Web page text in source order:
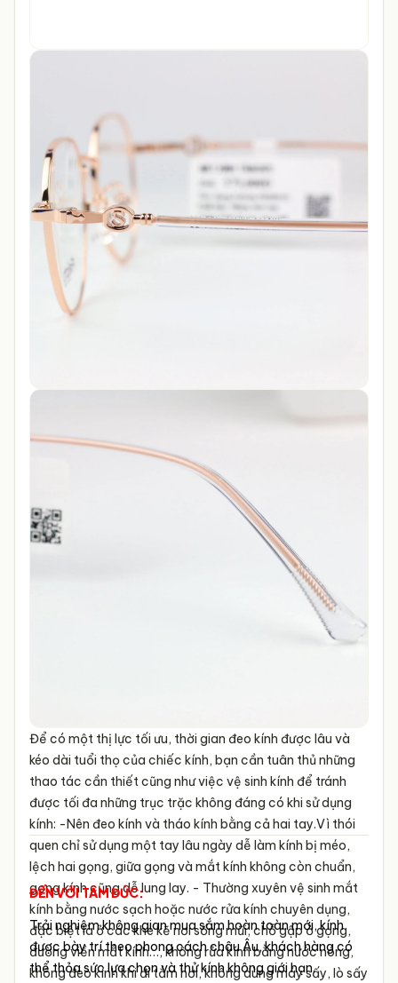
Để có một thị lực tối ưu, thời gian đeo kính được lâu và
kéo dài tuổi thọ của chiếc kính, bạn cần tuân thủ những
thao tác cần thiết cũng như việc vệ sinh kính để tránh
được tối đa những trục trặc không đáng có khi sử dụng
kính: -Nên đeo kính và tháo kính bằng cả hai tay.Vì thói
quen chỉ sử dụng một tay lâu ngày dễ làm kính bị méo,
lệch hai gọng, giữa gọng và mắt kính không còn chuẩn,
gọng kính cũng dễ lung lay. - Thường xuyên vệ sinh mắt
kính bằng nước sạch hoặc nước rửa kính chuyên dụng,
đặc biệt là ở các khe kẽ nơi sống mũi, chỗ gập ở gọng,
đường viền mắt kính…, không rửa kính bằng nước nóng,
không đeo kính khi đi tắm hơi, không dùng máy sấy, lò sấy
ĐẾN VỚI TÂM ĐỨC:
Trải nghiệm không gian mua sắm hoàn toàn mới, kính
được bày trí theo phong cách châu Âu, khách hàng có
thể thỏa sức lựa chọn và thử kính không giới hạn.